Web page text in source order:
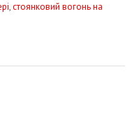
,стоянковий вогонь на